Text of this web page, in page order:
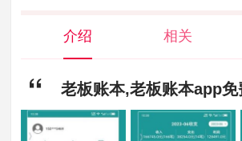
介绍 相关